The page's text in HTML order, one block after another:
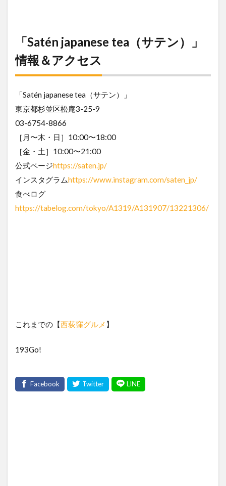
「Satén japanese tea（サテン）」
情報＆アクセス
「Satén japanese tea（サテン）」
東京都杉並区松庵3-25-9
03-6754-8866
［月〜木・日］10:00〜18:00
［金・土］10:00〜21:00
公式ページhttps://saten.jp/
インスタグラムhttps://www.instagram.com/saten_jp/
食べログ
https://tabelog.com/tokyo/A1319/A131907/13221306/
これまでの【西荻窪グルメ 】
193Go!